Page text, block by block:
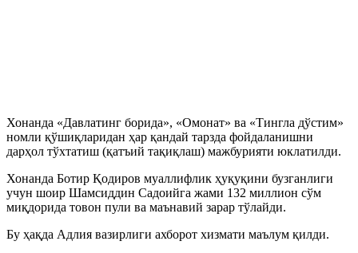
Хонанда «Давлатинг борида», «Омонат» ва «Тингла дўстим»
номли қўшиқларидан ҳар қандай тарзда фойдаланишни
дарҳол тўхтатиш (қатъий тақиқлаш) мажбурияти юклатилди.
Хонанда Ботир Қодиров муаллифлик ҳуқуқини бузганлиги
учун шоир Шамсиддин Садоийга жами 132 миллион сўм
миқдорида товон пули ва маънавий зарар тўлайди.
Бу ҳақда Адлия вазирлиги ахборот хизмати маълум қилди.